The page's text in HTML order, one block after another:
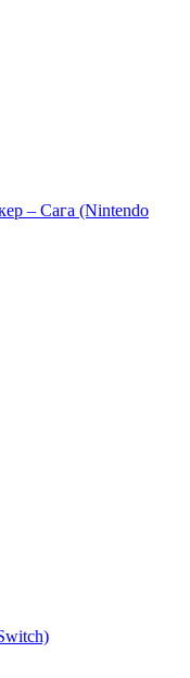
– Сага (Nintendo